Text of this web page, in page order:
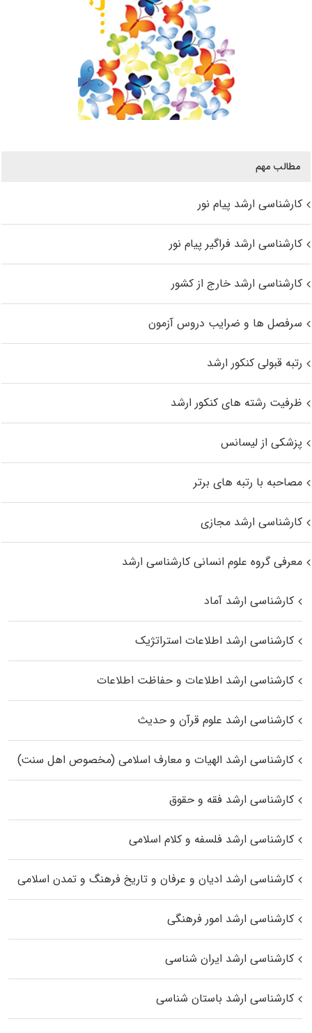
مطالب مهم
کارشناسی ارشد پیام نور
کارشناسی ارشد فراگیر پیام نور
کارشناسی ارشد خارج از کشور
سرفصل ها و ضرایب دروس آزمون
رتبه قبولی کنکور ارشد
ظرفیت رشته های کنکور ارشد
پزشکی از لیسانس
مصاحبه با رتبه های برتر
کارشناسی ارشد مجازی
معرفی گروه علوم انسانی کارشناسی ارشد
کارشناسی ارشد آماد
کارشناسی ارشد اطلاعات استراتژیک
کارشناسی ارشد اطلاعات و حفاظت اطلاعات
کارشناسی ارشد علوم قرآن و حدیث
کارشناسی ارشد الهیات و معارف اسلامی (مخصوص اهل سنت)
کارشناسی ارشد فقه و حقوق
کارشناسی ارشد فلسفه و کلام اسلامی
کارشناسی ارشد ادیان و عرفان و تاریخ فرهنگ و تمدن اسلامی
کارشناسی ارشد امور فرهنگی
کارشناسی ارشد ایران شناسی
کارشناسی ارشد باستان شناسی